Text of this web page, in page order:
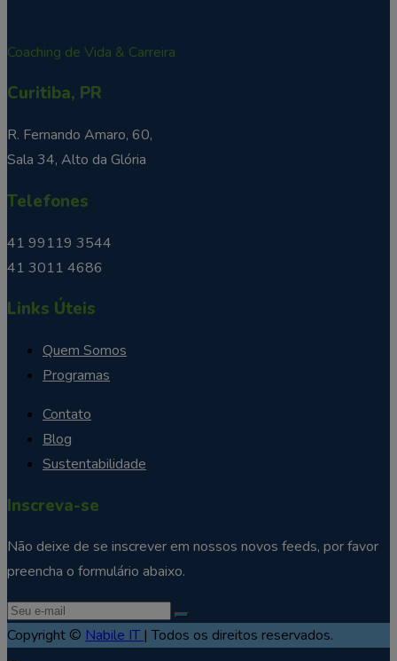
Coaching de Vida & Carreira
Curitiba, PR
R. Fernando Amaro, 60,
Sala 34, Alto da Glória
Telefones
41 99119 3544
41 3011 4686
Links Úteis
Quem Somos
Programas
Contato
Blog
Sustentabilidade
Inscreva-se
Não deixe de se inscrever em nossos novos feeds, por favor
preencha o formulário abaixo.
Copyright © Nabile IT| Todos os direitos reservados.